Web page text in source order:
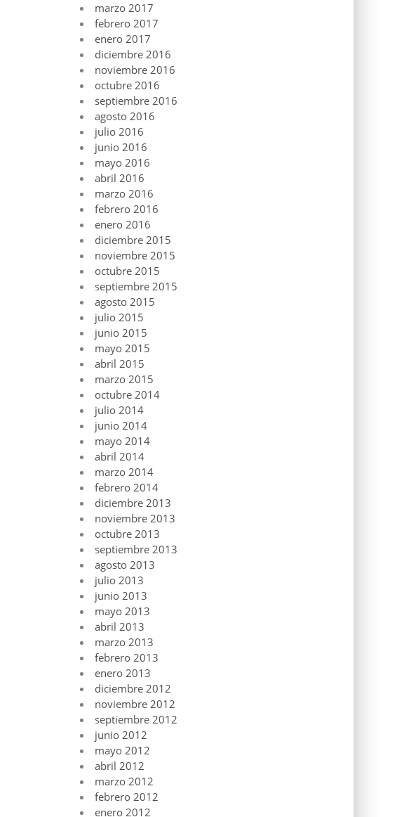
marzo 2017
febrero 2017
enero 2017
diciembre 2016
noviembre 2016
octubre 2016
septiembre 2016
agosto 2016
julio 2016
junio 2016
mayo 2016
abril 2016
marzo 2016
febrero 2016
enero 2016
diciembre 2015
noviembre 2015
octubre 2015
septiembre 2015
agosto 2015
julio 2015
junio 2015
mayo 2015
abril 2015
marzo 2015
octubre 2014
julio 2014
junio 2014
mayo 2014
abril 2014
marzo 2014
febrero 2014
diciembre 2013
noviembre 2013
octubre 2013
septiembre 2013
agosto 2013
julio 2013
junio 2013
mayo 2013
abril 2013
marzo 2013
febrero 2013
enero 2013
diciembre 2012
noviembre 2012
septiembre 2012
junio 2012
mayo 2012
abril 2012
marzo 2012
febrero 2012
enero 2012